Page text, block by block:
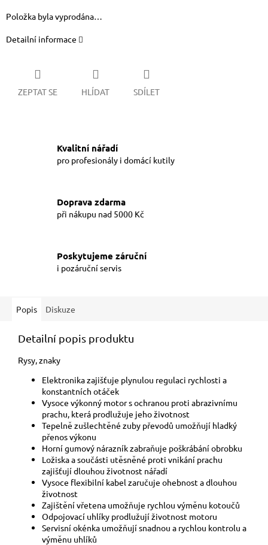
Položka byla vyprodána…
Detailní informace
ZEPTAT SE HLÍDAT SDÍLET
Kvalitní nářadí
pro profesionály i domácí kutily
Doprava zdarma
při nákupu nad 5000 Kč
Poskytujeme záruční
i pozáruční servis
Popis Diskuze
Detailní popis produktu
Rysy, znaky
Elektronika zajišťuje plynulou regulaci rychlosti a
konstantních otáček
Vysoce výkonný motor s ochranou proti abrazivnímu
prachu, která prodlužuje jeho životnost
Tepelně zušlechtěné zuby převodů umožňují hladký
přenos výkonu
Horní gumový nárazník zabraňuje poškrábání obrobku
Ložiska a součásti utěsněné proti vnikání prachu
zajišťují dlouhou životnost nářadí
Vysoce flexibilní kabel zaručuje ohebnost a dlouhou
životnost
Zajištění vřetena umožňuje rychlou výměnu kotoučů
Odpojovací uhlíky prodlužují životnost motoru
Servisní okénka umožňují snadnou a rychlou kontrolu a
výměnu uhlíků